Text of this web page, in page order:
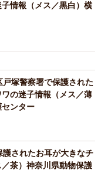
情報（メス／黒白）横
塚警察署で保護された
の迷子情報（メス／薄
ンター
されたお耳が大きなチ
茶）神奈川県動物保護